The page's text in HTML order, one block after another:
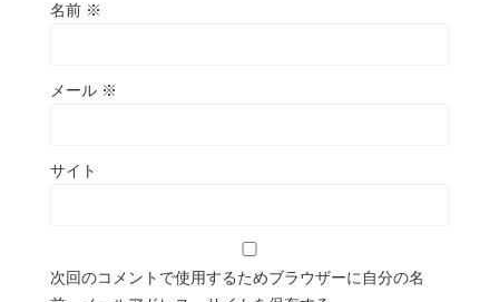
名前 ※
メール ※
サイト
次回のコメントで使用するためブラウザーに自分の名